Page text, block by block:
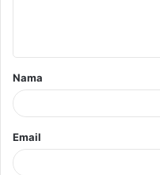
a
r
Nama
Email